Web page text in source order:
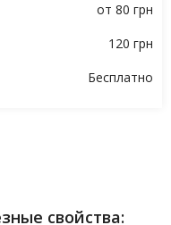
от 80 грн
120 грн
Бесплатно
свойства: